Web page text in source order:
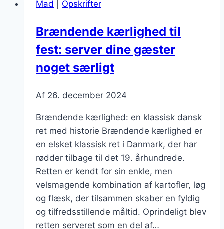
æg
kartoffelmos
Mad Opskrifter
Brændende kærlighed til
fest: server dine gæster
noget særligt
Af 26. december 2024
Brændende kærlighed: en klassisk dansk
ret med historie Brændende kærlighed er
en elsket klassisk ret i Danmark, der har
rødder tilbage til det 19. århundrede.
Retten er kendt for sin enkle, men
velsmagende kombination af kartofler, løg
og flæsk, der tilsammen skaber en fyldig
og tilfredsstillende måltid. Oprindeligt blev
retten serveret som en del af…